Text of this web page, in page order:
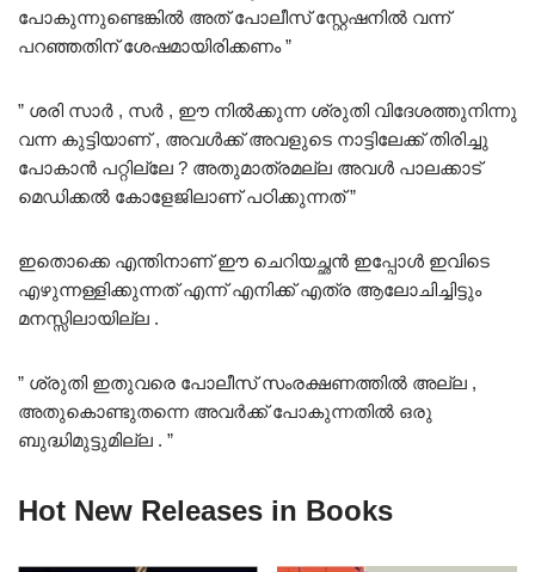
പോകുന്നുണ്ടെങ്കിൽ അത് പോലീസ് സ്റ്റേഷനിൽ വന്ന്
പറഞ്ഞതിന് ശേഷമായിരിക്കണം ”
” ശരി സാർ , സർ , ഈ നിൽക്കുന്ന ശ്രുതി വിദേശത്തുനിന്നു
വന്ന കുട്ടിയാണ് , അവൾക്ക് അവളുടെ നാട്ടിലേക്ക് തിരിച്ചു
പോകാൻ പറ്റില്ലേ ? അതുമാത്രമല്ല അവൾ പാലക്കാട്
മെഡിക്കൽ കോളേജിലാണ് പഠിക്കുന്നത് ”
ഇതൊക്കെ എന്തിനാണ് ഈ ചെറിയച്ഛൻ ഇപ്പോൾ ഇവിടെ
എഴുന്നള്ളിക്കുന്നത് എന്ന് എനിക്ക് എത്ര ആലോചിച്ചിട്ടും
മനസ്സിലായില്ല .
” ശ്രുതി ഇതുവരെ പോലീസ് സംരക്ഷണത്തിൽ അല്ല ,
അതുകൊണ്ടുതന്നെ അവർക്ക് പോകുന്നതിൽ ഒരു
ബുദ്ധിമുട്ടുമില്ല . ”
Hot New Releases in Books